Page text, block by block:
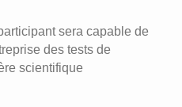
sera capable de
des tests de
scientifique